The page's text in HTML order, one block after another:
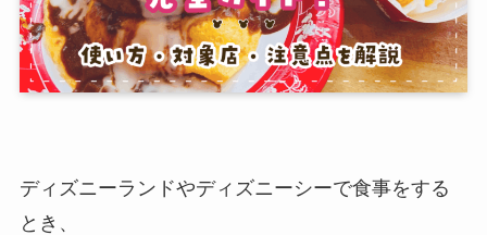
ディズニーランドやディズニーシーで食事をする
とき、